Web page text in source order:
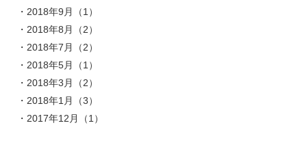
2018年9月（1）
2018年8月（2）
2018年7月（2）
2018年5月（1）
2018年3月（2）
2018年1月（3）
2017年12月（1）